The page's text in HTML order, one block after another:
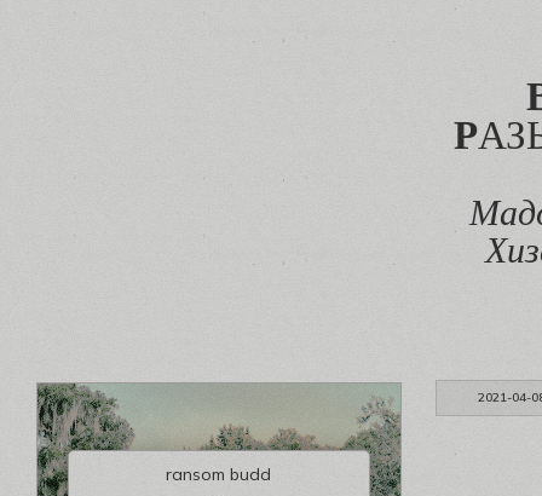
Р
2021-04-
ransom budd